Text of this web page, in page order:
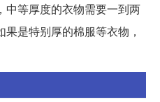
中等厚度的衣物需要一到两
是特别厚的棉服等衣物，